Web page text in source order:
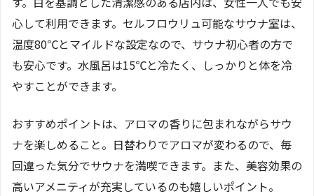
心して利用できます。セルフロウリュ可能なサウナ室は、
温度80℃とマイルドな設定なので、サウナ初心者の方で
も安心です。水風呂は15℃と冷たく、しっかりと体を冷
やすことができます。
おすすめポイントは、アロマの香りに包まれながらサウ
ナを楽しめること。日替わりでアロマが変わるので、毎
回違った気分でサウナを満喫できます。また、美容効果の
高いアメニティが充実しているのも嬉しいポイント。